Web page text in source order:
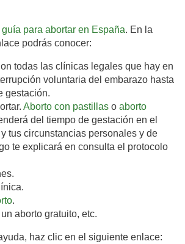
guía para abortar en España. En la
podrás conocer:
todas las clínicas legales que hay en
voluntaria del embarazo hasta
gestación.
Aborto con pastillas o aborto
del tiempo de gestación en el
tus circunstancias personales y de
te explicará en consulta el protocolo
.
aborto gratuito, etc.
haz clic en el siguiente enlace: